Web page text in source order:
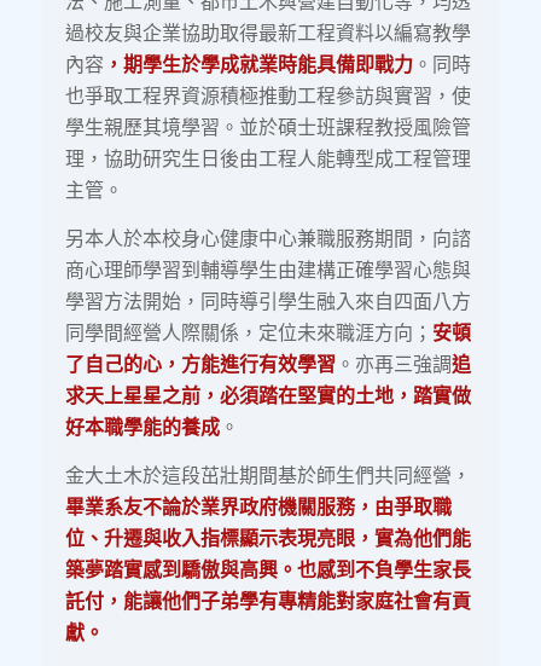
過校友與企業協助取得最新工程資料以編寫教學
內容 ，期學生於學成就業時能具備即戰力。同時
也爭取工程界資源積極推動工程參訪與實習，使
學生親歷其境學習。並於碩士班課程教授風險管
理，協助研究生日後由工程人能轉型成工程管理
主管。
另本人於本校身心健康中心兼職服務期間，向諮
商心理師學習到輔導學生由建構正確學習心態與
學習方法開始，同時導引學生融入來自四面八方
同學間經營人際關係，定位未來職涯方向； 安頓
了自己的心，方能進行有效學習。亦再三強調追
求天上星星之前， 必須踏在堅實的土地， 踏實做
好本職學能的養成。
金大土木於這段茁壯期間基於師生們共同經營，
畢業系友不論於業界政府機關服務，由爭取職
位、升遷與收入指標顯示表現亮眼，實為他們能
築夢踏實感到驕傲與高興。也感到不負學生家長
託付，能讓他們子弟學有專精能對家庭社會有貢
獻。